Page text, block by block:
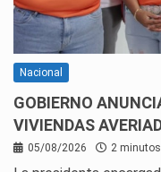
Nacional
GOBIERNO
VIVIENDAS
05/08/2026 2